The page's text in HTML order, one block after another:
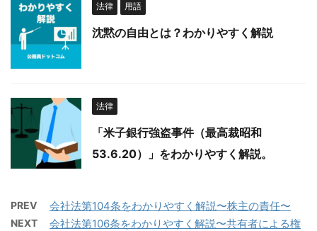
法律 用語
沈黙の自由とは？わかりやすく解説
法律
「米子銀行強盗事件（最高裁昭和
53.6.20）」をわかりやすく解説。
PREV 会社法第104条をわかりやすく解説〜株主の責任〜
NEXT
会社法第106条をわかりやすく解説〜共有者による権